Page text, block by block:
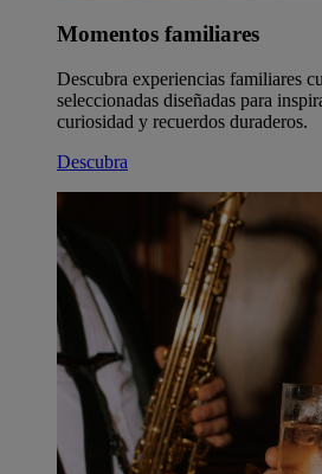
Momentos familiares
Descubra experiencias familiares
seleccionadas diseñadas para
curiosidad y recuerdos duraderos.
Descubra